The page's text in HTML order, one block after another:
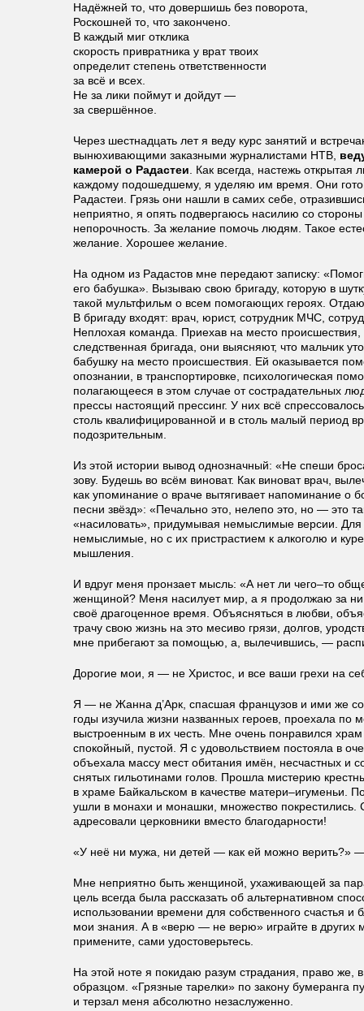
Надёжней то, что довершишь без поворота,
Роскошней то, что закончено.
В каждый миг отклика
скорость привратника у врат твоих
определит степень ответственности
за всё и всех.
Не за лики поймут и дойдут —
за свершённое.
Через шестнадцать лет я веду курс занятий и
вынюхивающими заказными журналистами НТВ,
камерой о Радастеи . Как всегда, настежь
каждому подошедшему, я уделяю им время. Они
Радастеи. Грязь они нашли в самих себе,
неприятно, я опять подвергаюсь насилию со
непорочность. За желание помочь людям. Такое
желание. Хорошее желание.
На одном из Радастов мне передают записку:
его бабушка». Вызываю свою бригаду, которую в
такой мультфильм о всем помогающих героях.
В бригаду входят: врач, юрист, сотрудник МЧС,
Неплохая команда. Приехав на место
следственная бригада, они выясняют, что мальчик
бабушку на место происшествия. Ей оказывается
опознании, в транспортировке, психологическая
полагающееся в этом случае от сострадательных
прессы настоящий прессинг. У них всё
столь квалифицированной и в столь малый период
подозрительным.
Из этой истории вывод однозначный: «Не спеши
зову. Будешь во всём виноват. Как виноват врач,
как упоминание о враче вытягивает напоминание о
песни звёзд»: «Печально это, нелепо это, но — это
«насиловать», придумывая немыслимые версии. Для
немыслимые, но с их пристрастием к алкоголю и
мышления.
И вдруг меня пронзает мысль: «А нет ли чего–то
женщиной? Меня насилует мир, а я продолжаю за
своё драгоценное время. Объясняться в любви,
трачу свою жизнь на это месиво грязи, долгов,
мне прибегают за помощью, а, вылечившись, —
Дорогие мои, я — не Христос, и все ваши грехи на
Я — не Жанна д’Арк, спасшая французов и ими же
годы изучила жизни названных героев, проехала по
выстроенным в их честь. Мне очень понравился
спокойный, пустой. Я с удовольствием постояла в
объехала массу мест обитания имён, несчастных и
снятых гильотинами голов. Прошла мистерию
в храме Байкальском в качестве матери–игуменьи.
ушли в монахи и монашки, множество покрестились.
адресовали церковники вместо благодарности!
«У неё ни мужа, ни детей — как ей можно верить?» —
Мне неприятно быть женщиной, ухаживающей за
цель всегда была рассказать об альтернативном
использовании времени для собственного счастья и
мои знания. А в «верю — не верю» играйте в других
примените, сами удостоверьтесь.
На этой ноте я покидаю разум страдания, право же,
образцом. «Грязные тарелки» по закону бумеранга
и терзал меня абсолютно незаслуженно.